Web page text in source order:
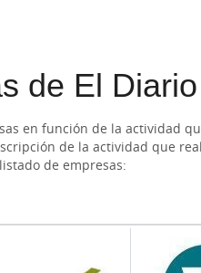
de El
en función de la actividad
de la actividad que
de empresas: